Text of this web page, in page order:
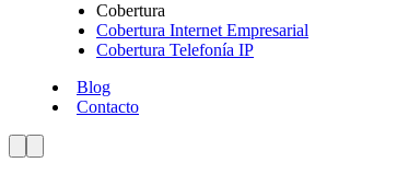
Cobertura
Cobertura Internet Empresarial
Cobertura Telefonía IP
Blog
Contacto